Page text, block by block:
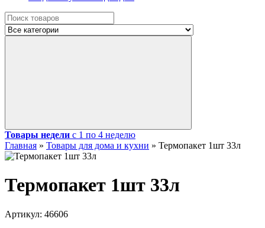
Товары недели с 1 по 4 неделю
Главная » Товары для дома и кухни » Термопакет 1шт 33л
Термопакет 1шт 33л
Артикул: 46606